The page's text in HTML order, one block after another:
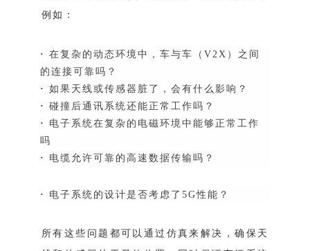
例如：
· 在复杂的动态环境中，车与车（V2X）之间
的连接可靠吗？
· 如果天线或传感器脏了，会有什么影响？
· 碰撞后通讯系统还能正常工作吗？
· 电子系统在复杂的电磁环境中能够正常工作
吗
· 电缆允许可靠的高速数据传输吗？
· 电子系统的设计是否考虑了5G性能？
所有这些问题都可以通过仿真来解决，确保天